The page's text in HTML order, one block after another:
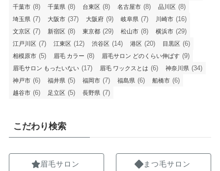
千葉市 (8) 千葉県 (8) 台東区 (8) 名古屋市 (8) 品川区 (8)
埼玉県 (7) 大阪市 (37) 大阪府 (9) 岐阜県 (7) 川崎市 (16)
文京区 (7) 新宿区 (8) 東京都 (29) 松山市 (8) 横浜市 (29)
江戸川区 (7) 江東区 (12) 渋谷区 (14) 港区 (20) 目黒区 (6)
相模原市 (5) 眉毛 カラー (8) 眉毛サロン どのくらい伸ばす (9)
眉毛サロン もったいない (17) 眉毛 ワックスとは (6) 神奈川県 (34)
神戸市 (6) 福井県 (5) 福岡市 (7) 福島県 (6) 船橋市 (6)
越谷市 (6) 足立区 (5) 長野県 (7)
こだわり検索
眉毛サロン まつ毛サロン